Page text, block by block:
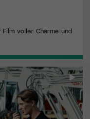
voller Charme und